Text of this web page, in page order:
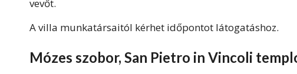
vevőt.
A villa munkatársaitól kérhet időpontot látogatáshoz.
Mózes szobor, San Pietro in Vincoli